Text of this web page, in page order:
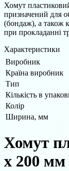
Хомут
призначений для
(бондаж), а також
при прокладанні
Характеристики
Виробник
Країна виробник
Тип
Кількість в
Колір
Ширина, мм
Хомут
х 200 мм